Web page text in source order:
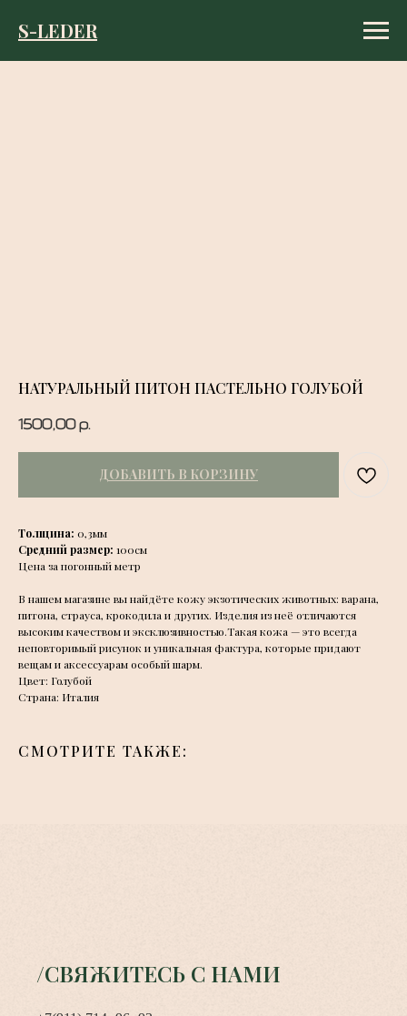
S-LEDER
НАТУРАЛЬНЫЙ ПИТОН ПАСТЕЛЬНО ГОЛУБОЙ
1500,00 р.
ДОБАВИТЬ В КОРЗИНУ
Толщина: 0,3мм
Средний размер: 100см
Цена за погонный метр
В нашем магазине вы найдёте кожу экзотических животных: варана,
питона, страуса, крокодила и других. Изделия из неё отличаются
высоким качеством и эксклюзивностью.Такая кожа — это всегда
неповторимый рисунок и уникальная фактура, которые придают
вещам и аксессуарам особый шарм.
Цвет: Голубой
Страна: Италия
СМОТРИТЕ ТАКЖЕ:
S-LEDER
/СВЯЖИТЕСЬ С НАМИ